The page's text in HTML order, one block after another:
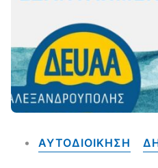
ΑΥΤΟΔΙΟΙΚΗΣΗ